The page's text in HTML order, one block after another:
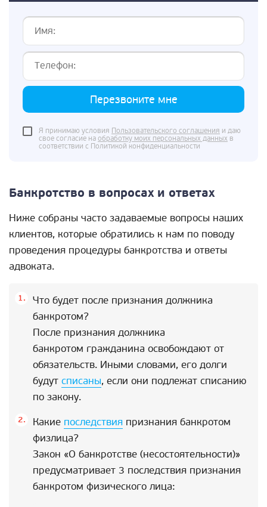
Перезвоните мне
Я принимаю условия Пользовательского соглашения и даю
свое согласие на обработку моих персональных данных в
соответствии с Политикой конфиденциальности
Банкротство в вопросах и ответах
Ниже собраны часто задаваемые вопросы наших
клиентов, которые обратились к нам по поводу
проведения процедуры банкротства и ответы
адвоката.
Что будет после признания должника
банкротом?
После признания должника
банкротом гражданина освобождают от
обязательств. Иными словами, его долги
будут списаны, если они подлежат списанию
по закону.
Какие последствия признания банкротом
физлица?
Закон «О банкротстве (несостоятельности)»
предусматривает 3 последствия признания
банкротом физического лица: